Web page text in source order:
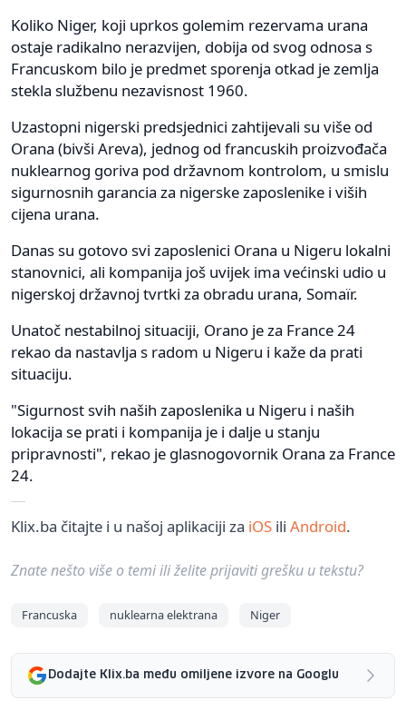
Koliko Niger, koji uprkos golemim rezervama urana
ostaje radikalno nerazvijen, dobija od svog odnosa s
Francuskom bilo je predmet sporenja otkad je zemlja
stekla službenu nezavisnost 1960.
Uzastopni nigerski predsjednici zahtijevali su više od
Orana (bivši Areva), jednog od francuskih proizvođača
nuklearnog goriva pod državnom kontrolom, u smislu
sigurnosnih garancia za nigerske zaposlenike i viših
cijena urana.
Danas su gotovo svi zaposlenici Orana u Nigeru lokalni
stanovnici, ali kompanija još uvijek ima većinski udio u
nigerskoj državnoj tvrtki za obradu urana, Somaïr.
Unatoč nestabilnoj situaciji, Orano je za France 24
rekao da nastavlja s radom u Nigeru i kaže da prati
situaciju.
"Sigurnost svih naših zaposlenika u Nigeru i naših
lokacija se prati i kompanija je i dalje u stanju
pripravnosti", rekao je glasnogovornik Orana za France
24.
Klix.ba čitajte i u našoj aplikaciji za iOS ili Android.
Znate nešto više o temi ili želite prijaviti grešku u tekstu?
Francuska nuklearna elektrana Niger
Dodajte Klix.ba među omiljene izvore na Googlu